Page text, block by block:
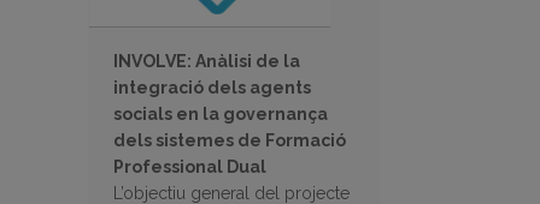
INVOLVE: Anàlisi de la
integració dels agents
socials en la governança
dels sistemes de Formació
Professional Dual
L’objectiu general del projecte